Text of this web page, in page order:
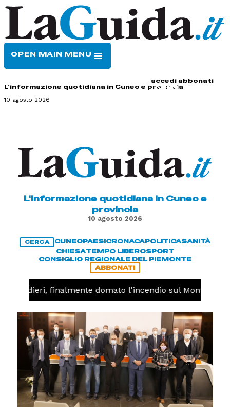
OPEN MAIN MENU
accedi abbonati
L'informazione quotidiana in Cuneo e provincia
10 agosto 2026
L'informazione quotidiana in Cuneo e
provincia
10 agosto 2026
CERCA CUNEOPAESICRONACAPOLITICASANITÀ
CHIESATEMPO LIBEROSPORT
CONSIGLIO REGIONALE DEL PIEMONTE
ABBONATI
Valdieri, finalmente domato l'incendio sul Monte